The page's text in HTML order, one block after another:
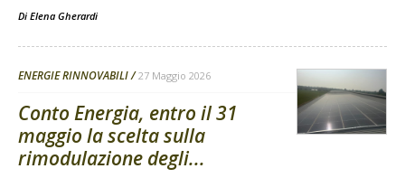
Di Elena Gherardi
ENERGIE RINNOVABILI 27 Maggio 2026
Conto Energia, entro il 31
maggio la scelta sulla
rimodulazione degli...